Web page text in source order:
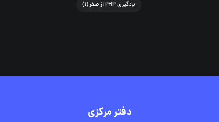
یادگیری PHP از صفر (۱)
دفتر مرکزی